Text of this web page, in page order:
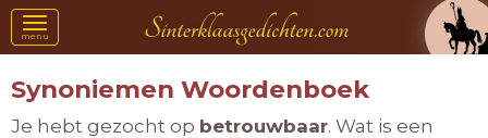
Toggle
navigation
menu
Synoniemen Woordenboek
Je hebt gezocht op betrouwbaar. Wat is een